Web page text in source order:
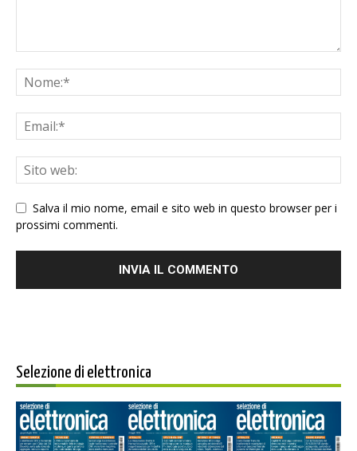
Salva il mio nome, email e sito web in questo browser per i
prossimi commenti.
Selezione di elettronica